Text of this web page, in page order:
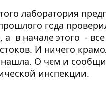
лаборатория
года
а в начале этого -
И ничего
нашла. О чем и
инспекции.